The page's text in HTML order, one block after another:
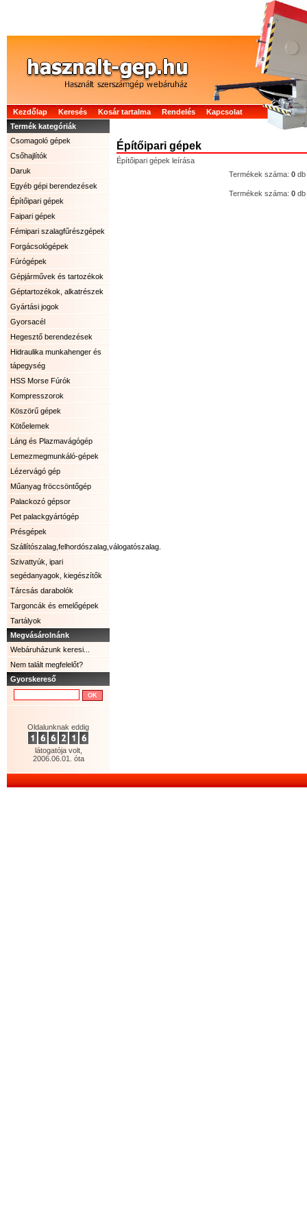
Kezdőlap Keresés Kosár tartalma Rendelés
Kapcsolat
Termék kategóriák
Csomagoló gépek
Csőhajlítók
Daruk
Egyéb gépi berendezések
Építőipari gépek
Faipari gépek
Fémipari szalagfűrészgépek
Forgácsológépek
Fúrógépek
Gépjárművek és tartozékok
Géptartozékok, alkatrészek
Gyártási jogok
Gyorsacél
Hegesztő berendezések
Hidraulika munkahenger és
tápegység
HSS Morse Fúrók
Kompresszorok
Köszörű gépek
Kötőelemek
Láng és Plazmavágógép
Lemezmegmunkáló-gépek
Lézervágó gép
Műanyag fröccsöntőgép
Palackozó gépsor
Pet palackgyártógép
Présgépek
Szállítószalag,felhordószalag,válogatószalag.
Szivattyúk, ipari
segédanyagok, kiegészítők
Tárcsás darabolók
Targoncák és emelőgépek
Tartályok
Megvásárolnánk
Webáruházunk keresi...
Nem talált megfelelőt?
Gyorskereső
Oldalunknak eddig
látogatója volt,
2006.06.01. óta
Építőipari gépek
Építőipari gépek leírása
Termékek száma: 0 db
Termékek száma: 0 db